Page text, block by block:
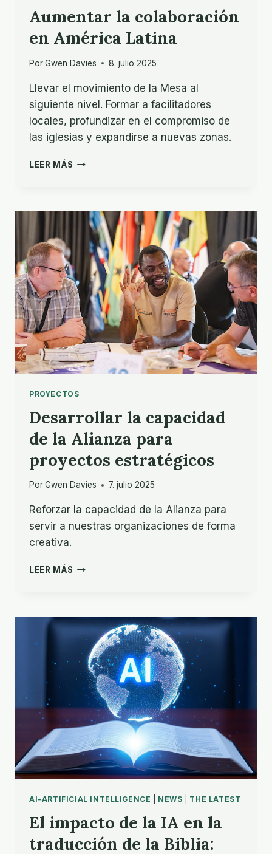
Aumentar la colaboración
en América Latina
PorGwen Davies 8. julio 2025
Llevar el movimiento de la Mesa al
siguiente nivel. Formar a facilitadores
locales, profundizar en el compromiso de
las iglesias y expandirse a nuevas zonas.
LEER MÁS AUMENTAR
AMÉRICA
LATINA
PROYECTOS
Desarrollar la capacidad
de la Alianza para
proyectos estratégicos
PorGwen Davies 7. julio 2025
Reforzar la capacidad de la Alianza para
servir a nuestras organizaciones de forma
creativa.
LEER MÁS DESARROLLAR
LA
ALIANZA
PARA
PROYECTOS
ESTRATÉGICOS
AI-ARTIFICIAL INTELLIGENCE NEWS THE LATEST
El impacto de la IA en la
traducción de la Biblia: